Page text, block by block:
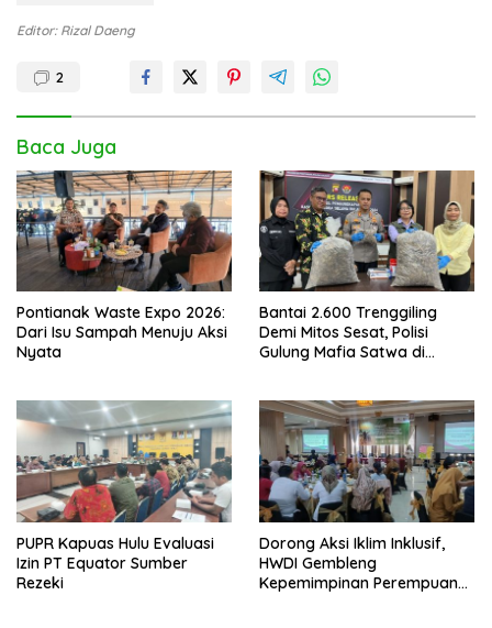
Editor: Rizal Daeng
2
Baca Juga
Pontianak Waste Expo 2026:
Dari Isu Sampah Menuju Aksi
Nyata
Bantai 2.600 Trenggiling
Demi Mitos Sesat, Polisi
Gulung Mafia Satwa di
PUPR Kapuas Hulu Evaluasi
Izin PT Equator Sumber
Rezeki
Dorong Aksi Iklim Inklusif,
HWDI Gembleng
Kepemimpinan Perempuan